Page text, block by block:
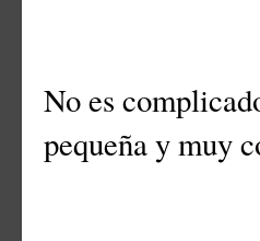
No es
pequeña y muy